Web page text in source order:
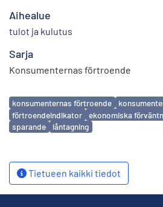
Aihealue
tulot ja kulutus
Sarja
Konsumenternas förtroende
Avainsanat
konsumenternas förtroende
förtroendeindikator
ekonomiska
sparande
låntagning
Tietueen kaikki tiedot